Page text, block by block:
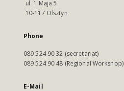
ul. 1 Maja 5
10-117 Olsztyn
Phone
089 524 90 32 (secretariat)
089 524 90 48 (Regional Workshop)
E-Mail